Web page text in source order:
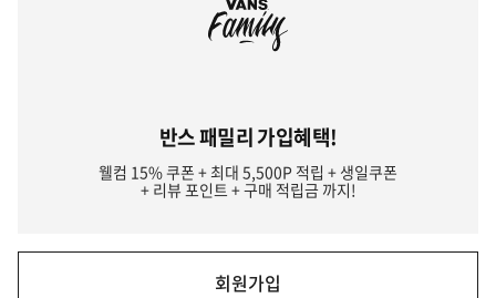
반스 패밀리 가입혜택!
웰컴 15% 쿠폰 + 최대 5,500P 적립 + 생일쿠폰
+ 리뷰 포인트 + 구매 적립금 까지!
회원가입